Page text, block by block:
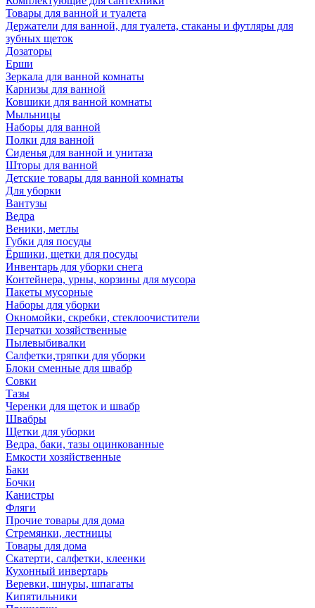
Товары для ванной и туалета
Держатели для ванной, для туалета, стаканы и футляры для
зубных щеток
Дозаторы
Ерши
Зеркала для ванной комнаты
Карнизы для ванной
Ковшики для ванной комнаты
Мыльницы
Наборы для ванной
Полки для ванной
Сиденья для ванной и унитаза
Шторы для ванной
Детские товары для ванной комнаты
Для уборки
Вантузы
Ведра
Веники, метлы
Губки для посуды
Ёршики, щетки для посуды
Инвентарь для уборки снега
Контейнера, урны, корзины для мусора
Пакеты мусорные
Наборы для уборки
Окномойки, скребки, стеклоочистители
Перчатки хозяйственные
Пылевыбивалки
Салфетки,тряпки для уборки
Блоки сменные для швабр
Совки
Тазы
Черенки для щеток и швабр
Швабры
Щетки для уборки
Ведра, баки, тазы оцинкованные
Емкости хозяйственные
Баки
Бочки
Канистры
Фляги
Прочие товары для дома
Стремянки, лестницы
Товары для дома
Скатерти, салфетки, клеенки
Кухонный инвертарь
Веревки, шнуры, шпагаты
Кипятильники